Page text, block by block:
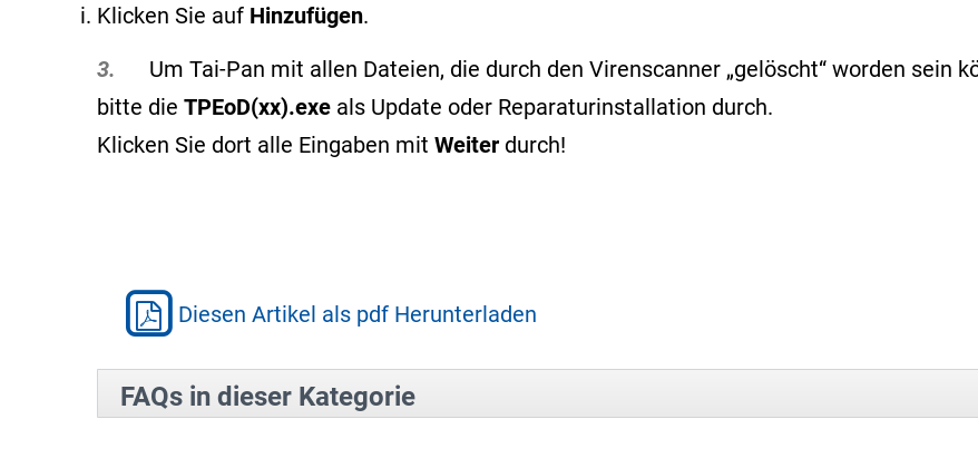
Klicken Sie auf Hinzufügen.
3. Um Tai-Pan mit allen Dateien, die durch den Virenscanner „gelöscht“ worden sein
bitte die TPEoD(xx).exe als Update oder Reparaturinstallation durch.
Klicken Sie dort alle Eingaben mit Weiter durch!
Diesen Artikel als pdf Herunterladen
FAQs in dieser Kategorie